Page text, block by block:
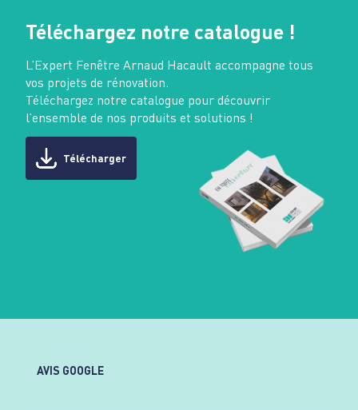
Téléchargez notre catalogue !
L’Expert Fenêtre Arnaud Hacault accompagne tous
vos projets de rénovation.
Téléchargez notre catalogue pour découvrir
l’ensemble de nos produits et solutions !
Télécharger
AVIS GOOGLE